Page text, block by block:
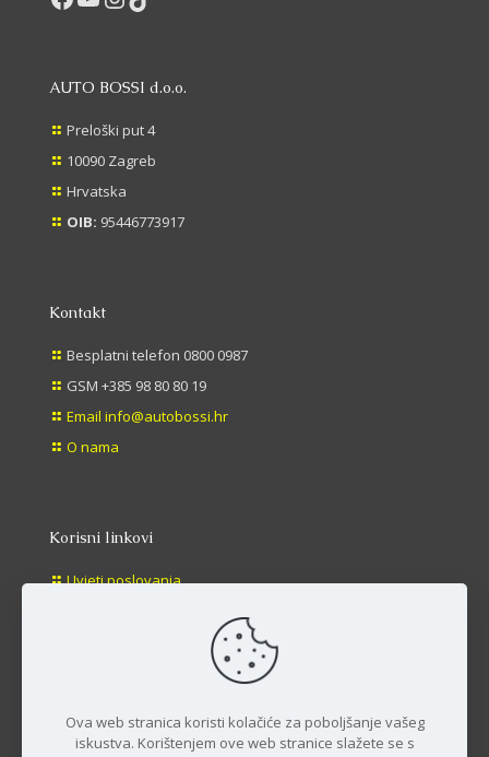
AUTO BOSSI d.o.o.
Preloški put 4
10090 Zagreb
Hrvatska
OIB: 95446773917
Kontakt
Besplatni telefon 0800 0987
GSM +385 98 80 80 19
Email info@autobossi.hr
O nama
Korisni linkovi
Uvjeti poslovanja
Ova web stranica koristi kolačiće za poboljšanje vašeg
iskustva. Korištenjem ove web stranice slažete se s